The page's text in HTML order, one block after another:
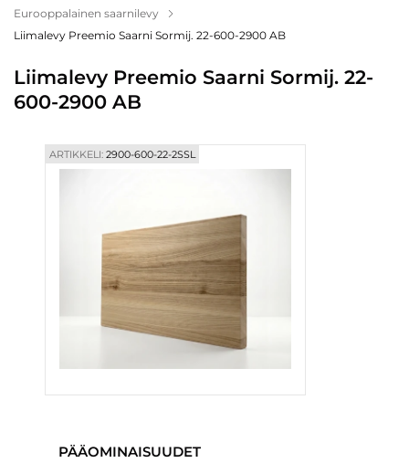
Yrityksen
Blogi
Yhteystiedot
Eurooppalainen saarnilevy
Liimalevy Preemio Saarni Sormij. 22-600-2900 AB
Liimalevy Preemio Saarni Sormij. 22-
600-2900 AB
ARTIKKELI:2900-600-22-2SSL
PÄÄOMINAISUUDET